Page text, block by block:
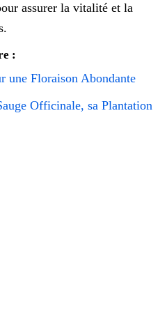
assurer la vitalité et la
:
une Floraison Abondante
Officinale, sa Plantation